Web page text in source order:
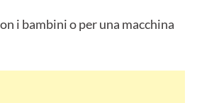
i bambini o per una macchina